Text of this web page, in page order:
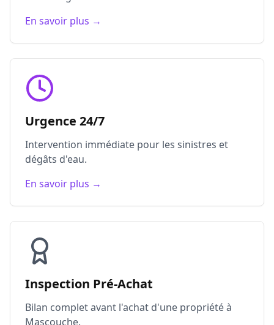
En savoir plus →
Urgence 24/7
Intervention immédiate pour les sinistres et
dégâts d'eau.
En savoir plus →
Inspection Pré-Achat
Bilan complet avant l'achat d'une propriété à
Mascouche.